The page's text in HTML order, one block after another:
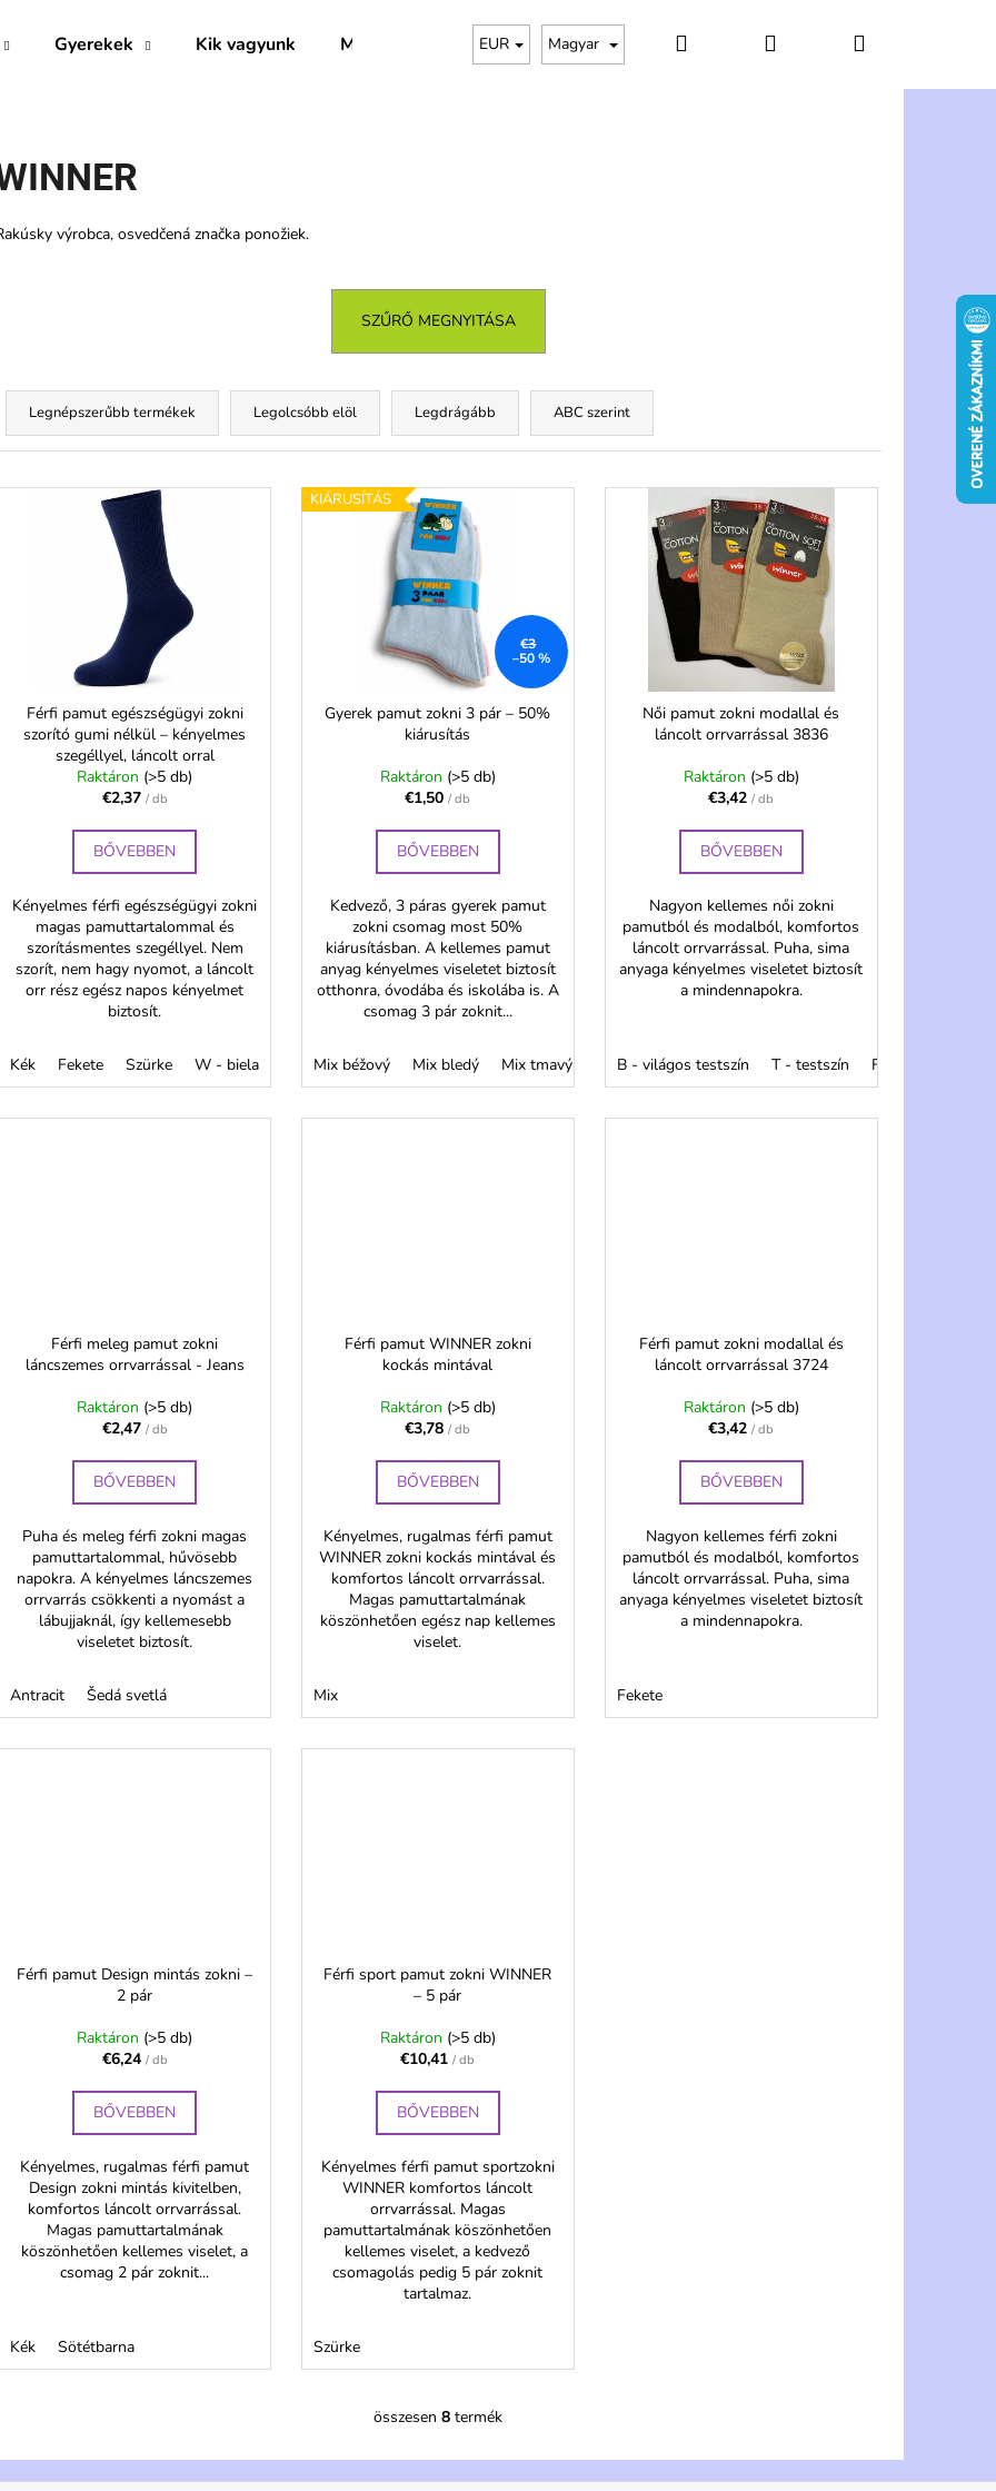
Gyerekek Kik vagyunk Márkák EUR Magyar Keresés Bejelentkezés
Kosár
výrobca, osvedčená značka ponožiek.
SZŰRŐ MEGNYITÁSA
T
Legnépszerűbb termékek Legolcsóbb elöl Legdrágább ABC szerint
Férfi pamut egészségügyi zokni
szorító gumi nélkül – kényelmes
szegéllyel, láncolt orral
Raktáron (>5 db)
€2,37 / db
BŐVEBBEN
Kényelmes férfi egészségügyi zokni
magas pamuttartalommal és
szorításmentes szegéllyel. Nem
szorít, nem hagy nyomot, a láncolt
orr rész egész napos kényelmet
biztosít.
Kék Fekete Szürke W - biela
KIÁRUSÍTÁS
€3
–50 %
Gyerek pamut zokni 3 pár – 50%
kiárusítás
Raktáron (>5 db)
€1,50/ db
BŐVEBBEN
Kedvező, 3 páras gyerek pamut
zokni csomag most 50%
kiárusításban. A kellemes pamut
anyag kényelmes viseletet biztosít
otthonra, óvodába és iskolába is. A
csomag 3 pár zoknit...
Mix béžový Mix bledý Mix tmavý
Női pamut zokni modallal és
láncolt orrvarrással 3836
Raktáron (>5 db)
€3,42/ db
BŐVEBBEN
Nagyon kellemes női zokni
pamutból és modalból, komfortos
láncolt orrvarrással. Puha, sima
anyaga kényelmes viseletet biztosít
a mindennapokra.
B - világos testszín T - testszín Fekete
Férfi meleg pamut zokni
láncszemes orrvarrással - Jeans
Raktáron (>5 db)
€2,47 / db
BŐVEBBEN
Puha és meleg férfi zokni magas
pamuttartalommal, hűvösebb
napokra. A kényelmes láncszemes
orrvarrás csökkenti a nyomást a
lábujjaknál, így kellemesebb
viseletet biztosít.
Antracit Šedá svetlá
Férfi pamut WINNER zokni
kockás mintával
Raktáron (>5 db)
€3,78/ db
BŐVEBBEN
Kényelmes, rugalmas férfi pamut
WINNER zokni kockás mintával és
komfortos láncolt orrvarrással.
Magas pamuttartalmának
köszönhetően egész nap kellemes
viselet.
Mix
Férfi pamut zokni modallal és
láncolt orrvarrással 3724
Raktáron (>5 db)
€3,42/ db
BŐVEBBEN
Nagyon kellemes férfi zokni
pamutból és modalból, komfortos
láncolt orrvarrással. Puha, sima
anyaga kényelmes viseletet biztosít
a mindennapokra.
Fekete
Férfi pamut Design mintás zokni –
2 pár
Raktáron (>5 db)
€6,24 / db
BŐVEBBEN
Kényelmes, rugalmas férfi pamut
Design zokni mintás kivitelben,
komfortos láncolt orrvarrással.
Magas pamuttartalmának
köszönhetően kellemes viselet, a
csomag 2 pár zoknit...
Kék Sötétbarna
Férfi sport pamut zokni WINNER
– 5 pár
Raktáron (>5 db)
€10,41/ db
BŐVEBBEN
Kényelmes férfi pamut sportzokni
WINNER komfortos láncolt
orrvarrással. Magas
pamuttartalmának köszönhetően
kellemes viselet, a kedvező
csomagolás pedig 5 pár zoknit
tartalmaz.
Szürke
L
s
összesen 8 termék
NŐI PAMUT ALSÓ MAGASABB
DERÉKRÉSSZEL - FERA
NŐI FINOM ZOKNI 20 DEN
ELASZTÁNNAL – 2 PÁR – PELA
€1,91